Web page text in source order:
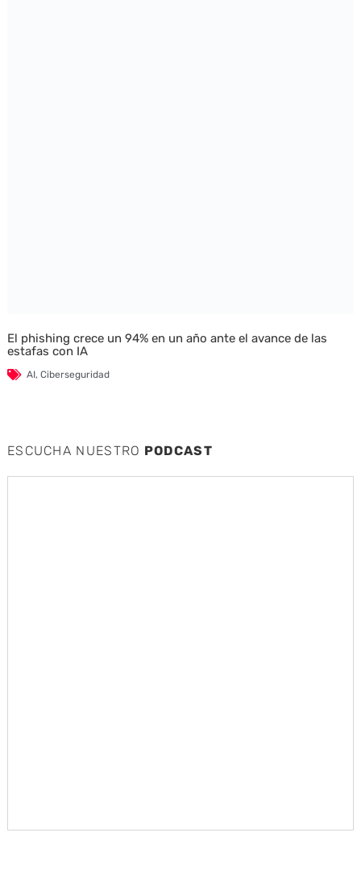
El phishing crece un 94% en un año ante el avance de las
estafas con IA
AI, Ciberseguridad
ESCUCHA NUESTRO PODCAST